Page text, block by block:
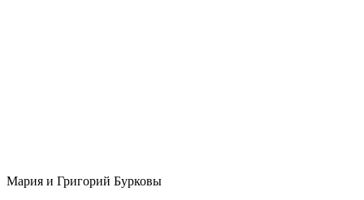
Мария и Григорий Бурковы